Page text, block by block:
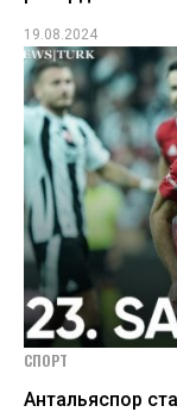
19.08.2024
СПОРТ
Антальяспор